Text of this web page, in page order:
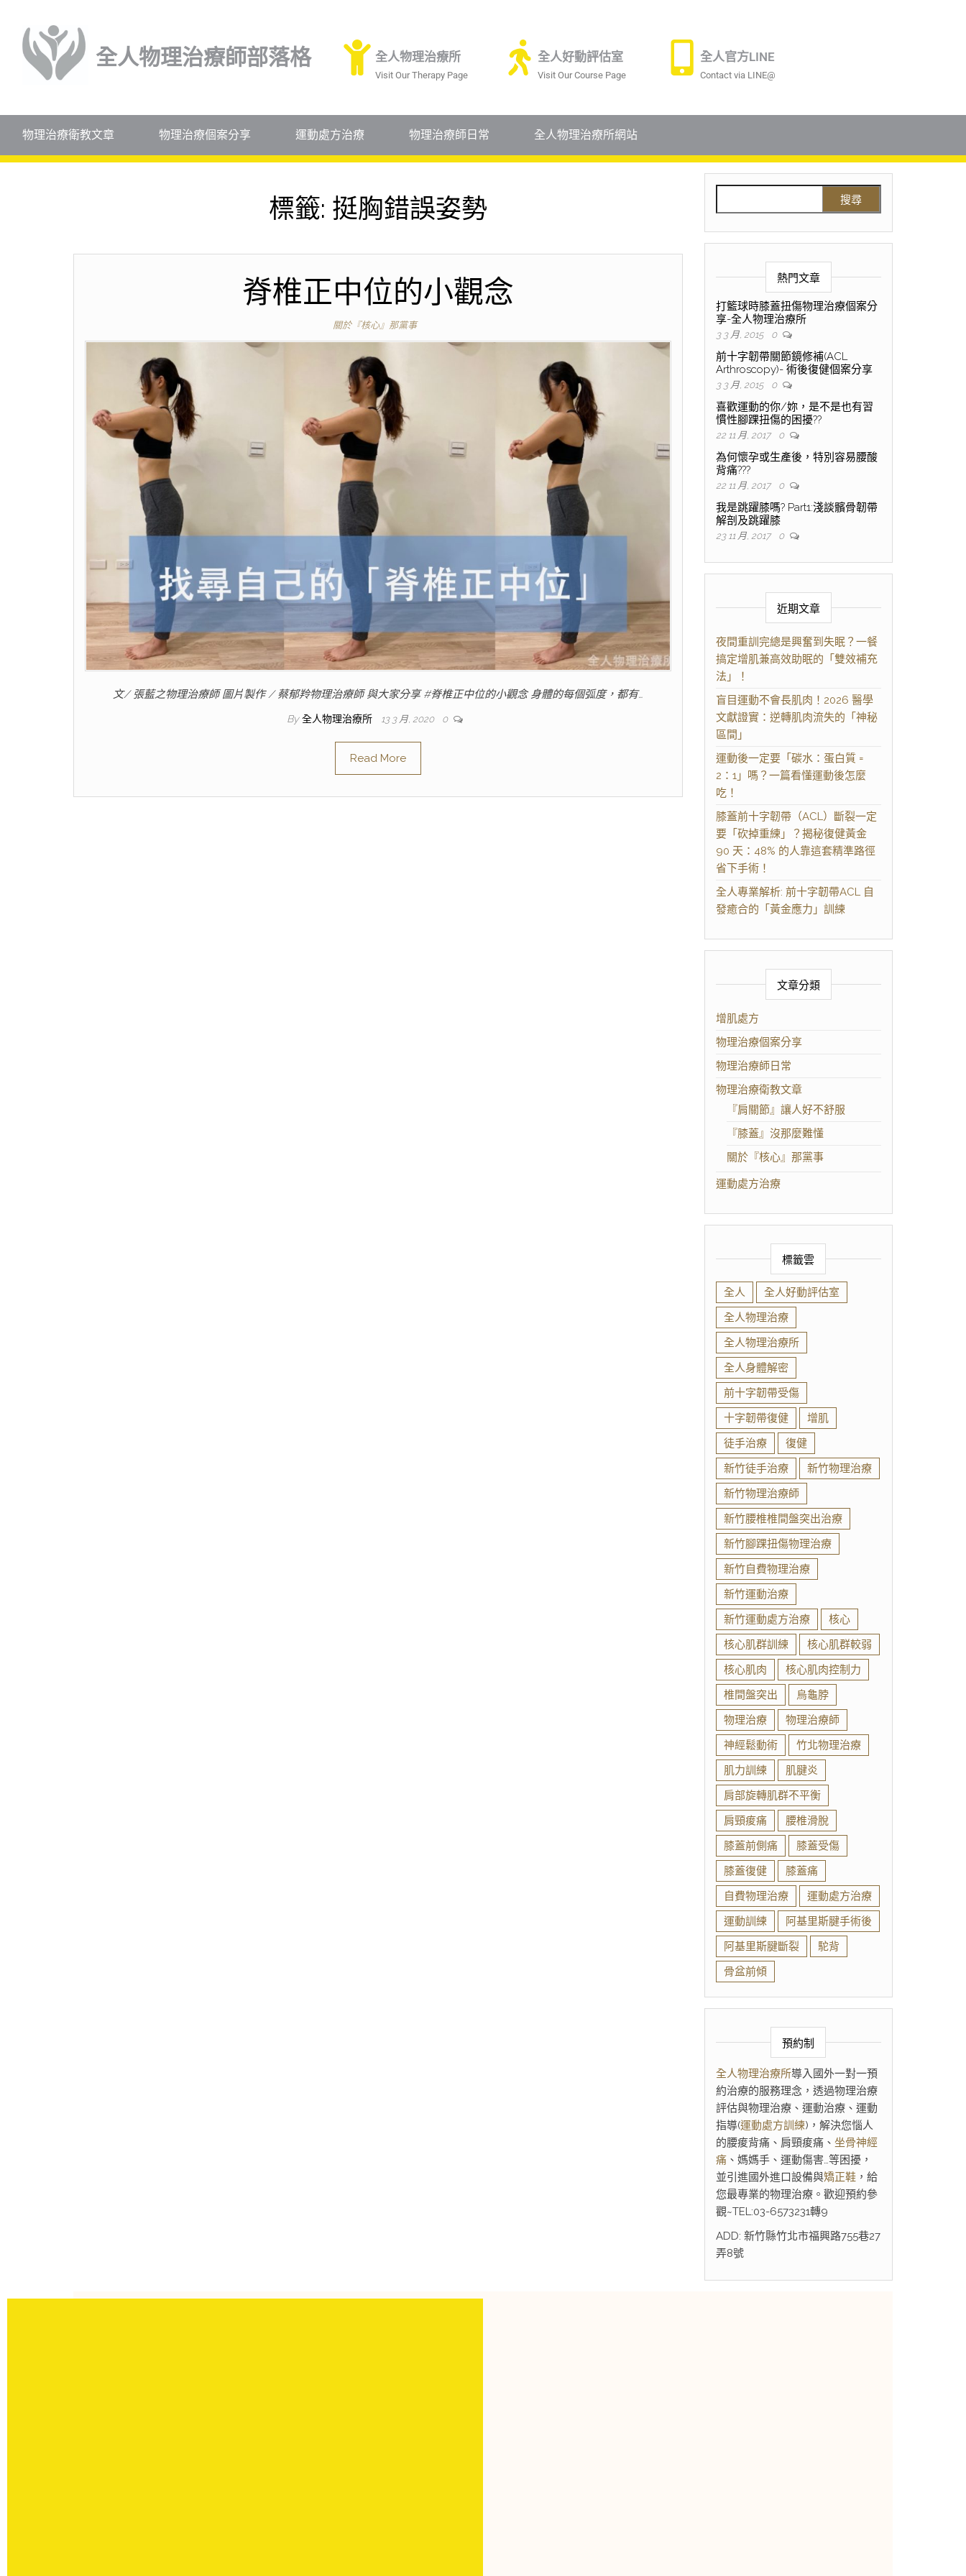
全人物理治療師部落格 全人物理治療所
Visit Our Therapy Page
全人好動評估室
Visit Our Course Page
全人官方LINE
Contact via LINE@
物理治療衛教文章 物理治療個案分享 運動處方治療 物理治療師日常 全人物理治療所網站
標籤: 挺胸錯誤姿勢
脊椎正中位的小觀念
關於『核心』那黨事
文/ 張藍之物理治療師 圖片製作 / 蔡郁羚物理治療師 與大家分享 #脊椎正中位的小觀念 身體的每個弧度，都有…
By 全人物理治療所 13 3 月, 2020 0
Read More
熱門文章
打籃球時膝蓋扭傷物理治療個案分
享-全人物理治療所
3 3 月, 2015 0
前十字韌帶關節鏡修補(ACL
Arthroscopy)- 術後復健個案分享
3 3 月, 2015 0
喜歡運動的你/妳，是不是也有習
慣性腳踝扭傷的困擾??
22 11 月, 2017 0
為何懷孕或生產後，特別容易腰酸
背痛???
22 11 月, 2017 0
我是跳躍膝嗎? Part1:淺談髕骨韌帶
解剖及跳躍膝
23 11 月, 2017 0
近期文章
夜間重訓完總是興奮到失眠？一餐
搞定增肌兼高效助眠的「雙效補充
法」！
盲目運動不會長肌肉！2026 醫學
文獻證實：逆轉肌肉流失的「神秘
區間」
運動後一定要「碳水：蛋白質 =
2：1」嗎？一篇看懂運動後怎麼
吃！
膝蓋前十字韌帶（ACL）斷裂一定
要「砍掉重練」？揭秘復健黃金
90 天：48% 的人靠這套精準路徑
省下手術！
全人專業解析: 前十字韌帶ACL 自
發癒合的「黃金應力」訓練
文章分類
增肌處方
物理治療個案分享
物理治療師日常
物理治療衛教文章
『肩關節』讓人好不舒服
『膝蓋』沒那麼難懂
關於『核心』那黨事
運動處方治療
標籤雲
全人
全人好動評估室
全人物理治療
全人物理治療所
全人身體解密
前十字韌帶受傷
十字韌帶復健
增肌
徒手治療
復健
新竹徒手治療
新竹物理治療
新竹物理治療師
新竹腰椎椎間盤突出治療
新竹腳踝扭傷物理治療
新竹自費物理治療
新竹運動治療
新竹運動處方治療
核心
核心肌群訓練
核心肌群較弱
核心肌肉
核心肌肉控制力
椎間盤突出
烏龜脖
物理治療
物理治療師
神經鬆動術
竹北物理治療
肌力訓練
肌腱炎
肩部旋轉肌群不平衡
肩頸痠痛
腰椎滑脫
膝蓋前側痛
膝蓋受傷
膝蓋復健
膝蓋痛
自費物理治療
運動處方治療
運動訓練
阿基里斯腱手術後
阿基里斯腱斷裂
駝背
骨盆前傾
預約制
全人物理治療所導入國外一對一預
約治療的服務理念，透過物理治療
評估與物理治療、運動治療、運動
指導(運動處方訓練)，解決您惱人
的腰痠背痛、肩頸痠痛、 坐骨神經
痛、媽媽手、運動傷害…等困擾，
並引進國外進口設備與矯正鞋，給
您最專業的物理治療。歡迎預約參
觀~TEL:03-6573231轉9
ADD: 新竹縣竹北市福興路755巷27
弄8號